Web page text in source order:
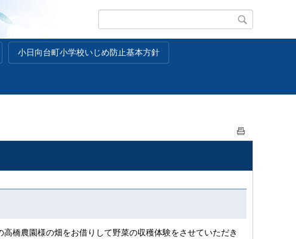
小日向台町小学校いじめ防止基本方針
橋農園様の畑をお借りして野菜の収穫体験をさせていただき